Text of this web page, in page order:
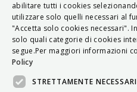
abilitare tutti i cookies
utilizzare solo quelli necessari al
"Accetta solo cookies necessari".
solo quali categorie di cookies
segue.Per maggiori informazioni
Policy
STRETTAMENTE NECESSARI